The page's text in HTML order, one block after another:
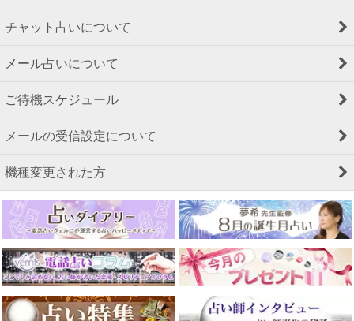
チャット占いについて
メール占いについて
ご待機スケジュール
メールの受信設定について
機種変更された方